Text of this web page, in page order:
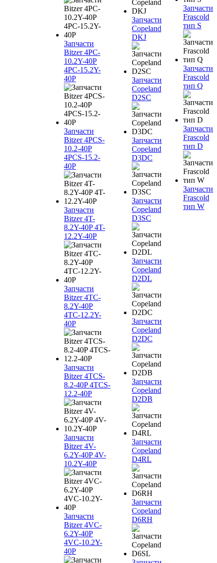
Запчасти
Bitzer 4PC-
10.2Y-40P
4PC-15.2Y-
40P
Запчасти
Bitzer 4PCS-
10.2-40P
4PCS-15.2-
40P
Запчасти
Bitzer 4T-
8.2Y-40P 4T-
12.2Y-40P
Запчасти
Bitzer 4TC-
8.2Y-40P
4TC-12.2Y-
40P
Запчасти
Bitzer 4TCS-
8.2-40P 4TCS-
12.2-40P
Запчасти
Bitzer 4V-
6.2Y-40P 4V-
10.2Y-40P
Запчасти
Bitzer 4VC-
6.2Y-40P
4VC-10.2Y-
40P
Запчасти
Copeland
DKJ
Запчасти
Copeland
D2SC
Запчасти
Copeland
D3DC
Запчасти
Copeland
D3SC
Запчасти
Copeland
D2DL
Запчасти
Copeland
D2DC
Запчасти
Copeland
D2DB
Запчасти
Copeland
D4RL
Запчасти
Copeland
D6RH
Запчасти
Frascold
тип S
Запчасти
Frascold
тип Q
Запчасти
Frascold
тип D
Запчасти
Frascold
тип W